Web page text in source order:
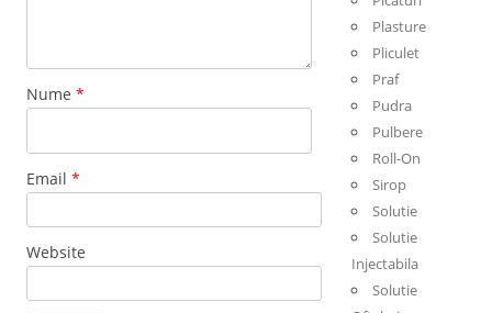
Nume *
Email *
Website
Plasture
Pliculet
Praf
Pudra
Pulbere
Roll-On
Sirop
Solutie
Solutie
Injectabila
Solutie